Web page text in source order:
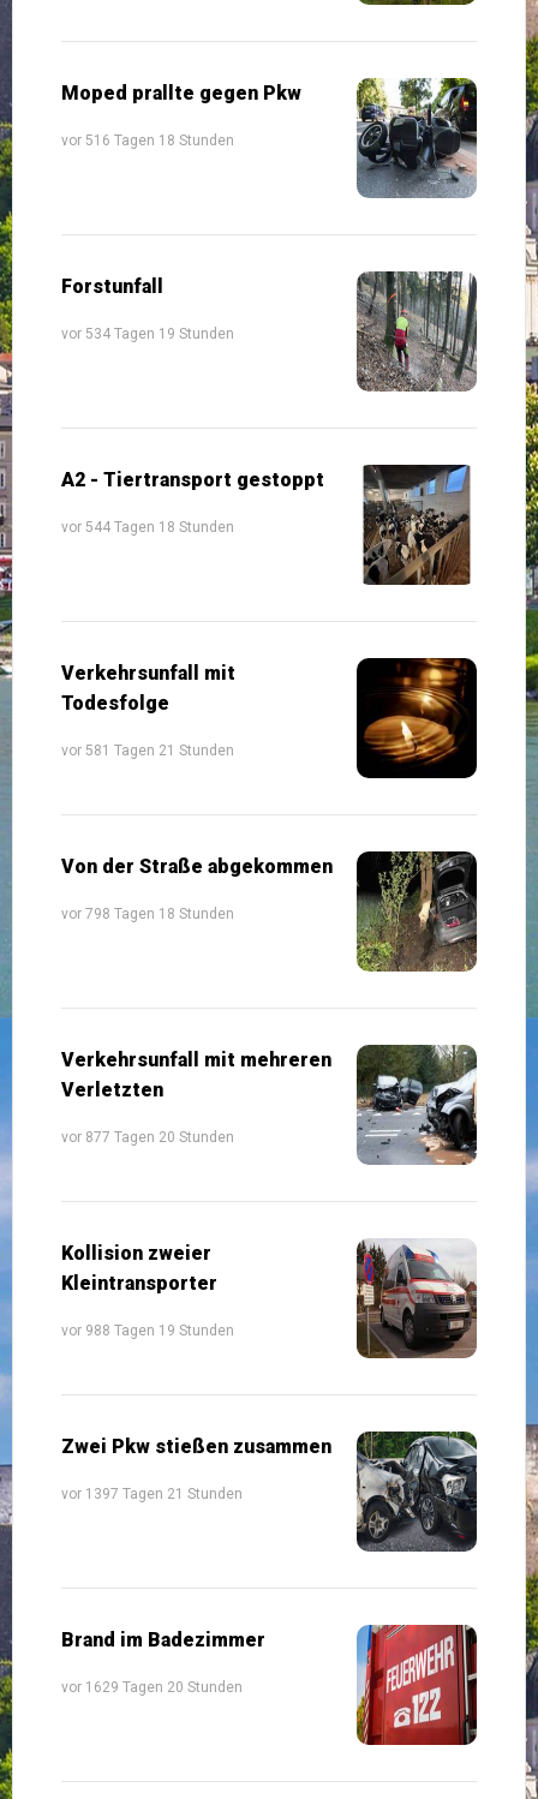
Moped prallte gegen Pkw
vor 516 Tagen 18 Stunden
Forstunfall
vor 534 Tagen 19 Stunden
A2 - Tiertransport gestoppt
vor 544 Tagen 18 Stunden
Verkehrsunfall mit
Todesfolge
vor 581 Tagen 21 Stunden
Von der Straße abgekommen
vor 798 Tagen 18 Stunden
Verkehrsunfall mit mehreren
Verletzten
vor 877 Tagen 20 Stunden
Kollision zweier
Kleintransporter
vor 988 Tagen 19 Stunden
Zwei Pkw stießen zusammen
vor 1397 Tagen 21 Stunden
Brand im Badezimmer
vor 1629 Tagen 20 Stunden